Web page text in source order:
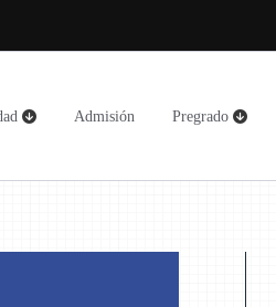
Admisión Pregrado